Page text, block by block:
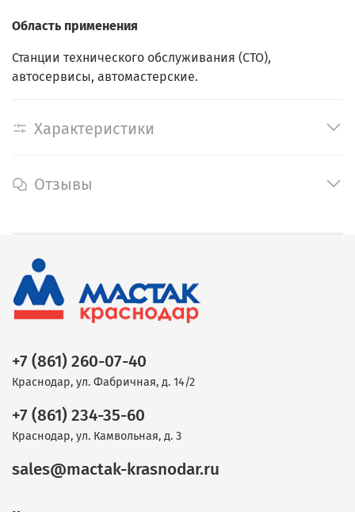
Область применения
Станции технического обслуживания (СТО),
автосервисы, автомастерские.
Характеристики
Отзывы
+7 (861) 260-07-40
Краснодар, ул. Фабричная, д. 14/2
+7 (861) 234-35-60
Краснодар, ул. Камвольная, д. 3
sales@mactak-krasnodar.ru